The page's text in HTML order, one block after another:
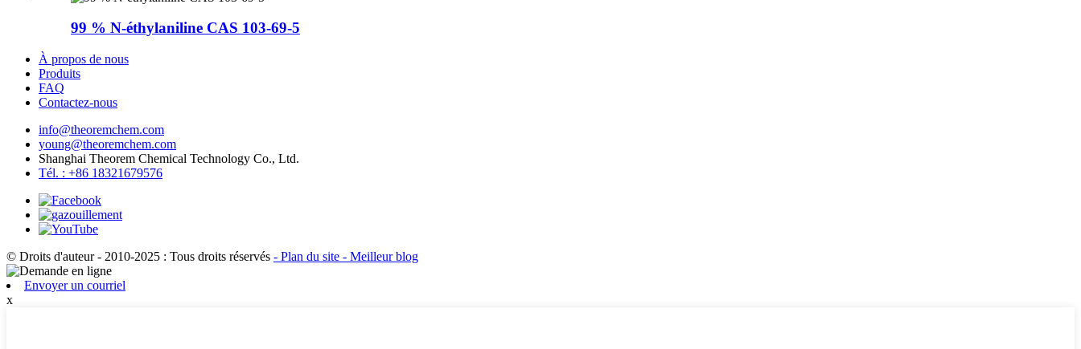
99 % N-éthylaniline CAS 103-69-5
À propos de nous
Produits
FAQ
Contactez-nous
info@theoremchem.com
young@theoremchem.com
Shanghai Theorem Chemical Technology Co., Ltd.
Tél. : +86 18321679576
© Droits d'auteur - 2010-2025 : Tous droits réservés - Plan du site - Meilleur blog
Envoyer un courriel
x